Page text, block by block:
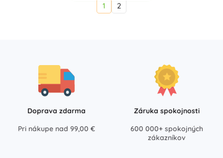
1
2
Doprava zdarma
Pri nákupe nad 99,00 €
Záruka spokojnosti
600 000+ spokojných
zákazníkov